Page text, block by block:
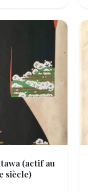
(actif au
siècle)